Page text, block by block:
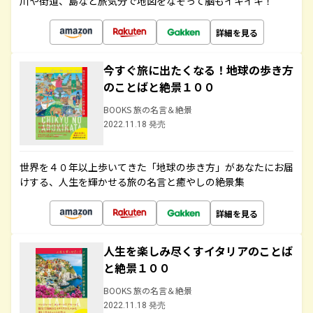
詳細を見る
今すぐ旅に出たくなる！地球の歩き方
のことばと絶景１００
BOOKS 旅の名言＆絶景
2022.11.18 発売
世界を４０年以上歩いてきた「地球の歩き方」があなたにお届
けする、人生を輝かせる旅の名言と癒やしの絶景集
詳細を見る
人生を楽しみ尽くすイタリアのことば
と絶景１００
BOOKS 旅の名言＆絶景
2022.11.18 発売